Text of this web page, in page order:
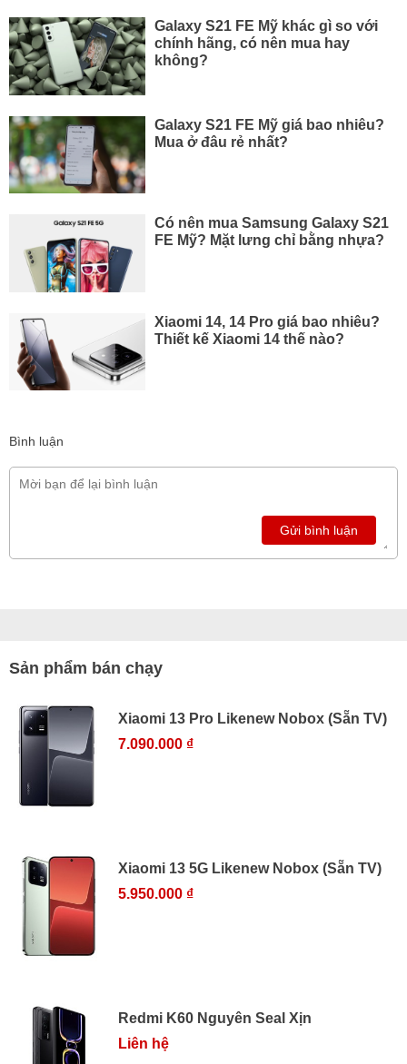
Galaxy S21 FE Mỹ khác gì so với
chính hãng, có nên mua hay
không?
Galaxy S21 FE Mỹ giá bao nhiêu?
Mua ở đâu rẻ nhất?
Có nên mua Samsung Galaxy S21
FE Mỹ? Mặt lưng chỉ bằng nhựa?
Xiaomi 14, 14 Pro giá bao nhiêu?
Thiết kế Xiaomi 14 thế nào?
Bình luận
Gửi bình luận
Sản phẩm bán chạy
Xiaomi 13 Pro Likenew Nobox (Sẵn TV)
7.090.000 ₫
Xiaomi 13 5G Likenew Nobox (Sẵn TV)
5.950.000 ₫
Redmi K60 Nguyên Seal Xịn
Liên hệ